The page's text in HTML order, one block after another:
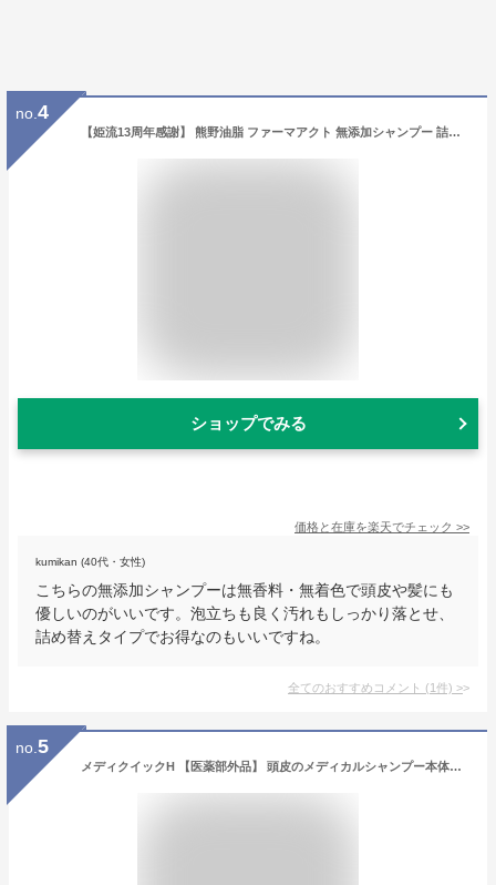
no. 4
【姫流13周年感謝】 熊野油脂 ファーマアクト 無添加シャンプー 詰替 450mL 無香料・無着色・無防腐剤 (シャンプー つめかえ)( 4513574007178 )
ショップでみる
価格と在庫を楽天でチェック >>
kumikan (40代・女性)
こちらの無添加シャンプーは無香料・無着色で頭皮や髪にも
優しいのがいいです。泡立ちも良く汚れもしっかり落とせ、
詰め替えタイプでお得なのもいいですね。
全てのおすすめコメント (1件) >
no. 5
メディクイックH 【医薬部外品】 頭皮のメディカルシャンプー本体ポンプ 320ml(フケかゆみを防ぐ 弱酸性 アミノ酸系 ノンシリコン)+極潤サシェット付【Amazon.co.jp限定品】